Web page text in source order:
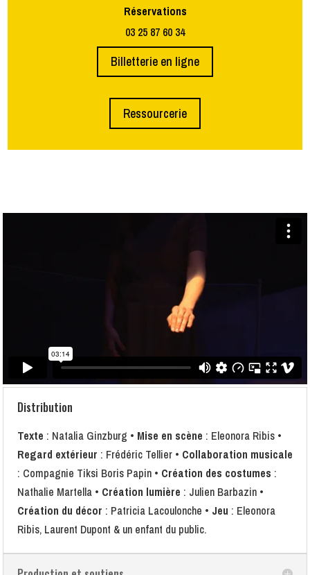
Réservations
03 25 87 60 34
Billetterie en ligne
Ressourcerie
Distribution
Texte : Natalia Ginzburg • Mise en scène : Eleonora Ribis •
Regard extérieur : Frédéric Tellier • Collaboration musicale
: Compagnie Tiksi Boris Papin • Création des costumes :
Nathalie Martella • Création lumière : Julien Barbazin •
Création du décor : Patricia Lacoulonche • Jeu : Eleonora
Ribis, Laurent Dupont & un enfant du public.